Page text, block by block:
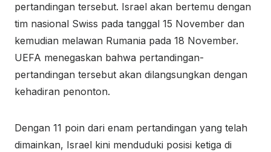
pertandingan tersebut. Israel akan bertemu dengan
tim nasional Swiss pada tanggal 15 November dan
kemudian melawan Rumania pada 18 November.
UEFA menegaskan bahwa pertandingan-
pertandingan tersebut akan dilangsungkan dengan
kehadiran penonton.
Dengan 11 poin dari enam pertandingan yang telah
dimainkan, Israel kini menduduki posisi ketiga di